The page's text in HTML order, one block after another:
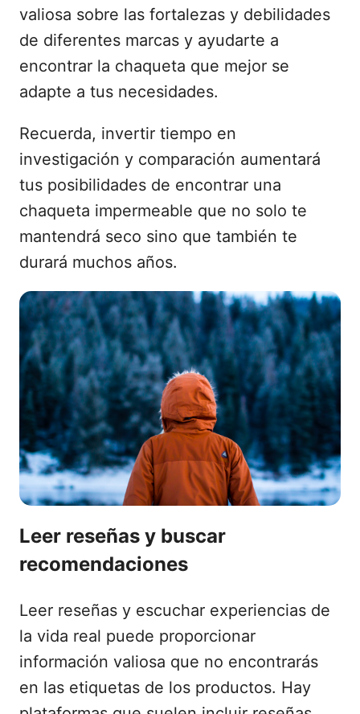
valiosa sobre las fortalezas y debilidades
de diferentes marcas y ayudarte a
encontrar la chaqueta que mejor se
adapte a tus necesidades.
Recuerda, invertir tiempo en
investigación y comparación aumentará
tus posibilidades de encontrar una
chaqueta impermeable que no solo te
mantendrá seco sino que también te
durará muchos años.
Leer reseñas y buscar
recomendaciones
Leer reseñas y escuchar experiencias de
la vida real puede proporcionar
información valiosa que no encontrarás
en las etiquetas de los productos. Hay